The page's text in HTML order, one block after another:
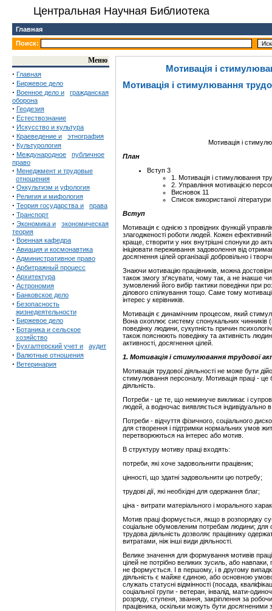
Центральная Научная Библиотека
Главная
Поиск:
Меню
· Главная
· Биржевое дело
· Военное дело и
гражданская
оборона
· Геодезия
· Естествознание
· Искусство и культура
· Краеведение и этнография
· Культурология
· Международное
публичное
право
· Менеджмент и трудовые
отношения
· Оккультизм и уфология
· Религия и мифология
· Теория государства и права
· Транспорт
· Экономика и
экономическая
теория
· Военная кафедра
· Авиация и космонавтика
· Административное право
· Арбитражный процесс
· Архитектура
· Астрономия
· Банковское дело
· Безопасность
жизнедеятельности
· Биржевое дело
· Ботаника и сельское
хозяйство
· Бухгалтерский учет и аудит
· Валютные отношения
· Ветеринария
Мотивація і
Мотивація і стимулювання
Мотивація і
План
Вступ 3
1. Мотивація і стимулювання
2. Управління мотивацією
Висновок 11
Список використаної
Вступ
Мотивація є однією з провідних функцій
злагодженості роботи людей. Кожен ефективний
краще, створити у них внутрішні спонуки до
ініціювати переживання задоволення від
досягнення цілей організації добровільно і
Знаючи мотивацію працівників, можна
також змогу зґясувати, чому так, а не інакше
зумовлений його вибір тактики поведінки при
ділового спілкування тощо. Саме тому
інтерес у керівників.
Мотивація є динамічним процесом, який
Вона охоплює систему спонукальних чинників
поведінку людини, сукупність причин
також пояснюють поведінку та активність
активності, досягнення цілей.
1. Мотивація і стимулювання трудової
Мотивація трудової діяльності не може бути
стимулювання персоналу. Мотивація праці - це
діяльність.
Потреби - це те, що неминуче викликає і
людей, а водночас виявляється індивідуально
Потреби - відчуття фізичного, соціального
для створення і підтримки нормальних умов
перетворюються на інтерес або мотив.
В структуру мотиву праці входять:
потреби, які хоче задовольнити працівник;
цінності, що здатні задовольнити цю потребу;
трудові дії, які необхідні для одержання благ;
ціна - витрати матеріального і морального
Мотив праці формується, якщо в розпорядку
соціальне обумовленим потребам людини; для
трудова діяльність дозволяє працівнику
витратами, ніж інші види діяльності.
Велике значення для формування мотивів
цілей не потрібно великих зусиль, або
не формується. І в першому, і в другому
діяльність є майже єдиною, або основною
служать статусні відмінності (посада,
соціальної групи - ветеран, інвалід, мати-
розряду, ступеня, звання, закріплення за
працівника, оскільки можуть бути досягненими